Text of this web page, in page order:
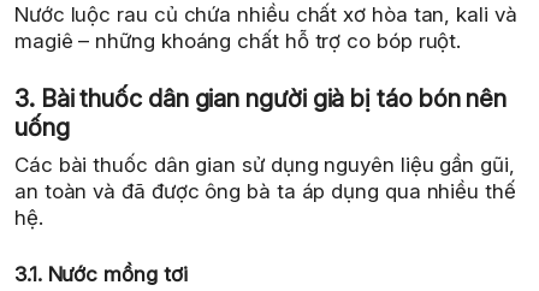
Nước luộc rau củ chứa nhiều chất xơ hòa tan, kali và
magiê – những khoáng chất hỗ trợ co bóp ruột.
3. Bài thuốc dân gian người già bị táo bón nên
uống
Các bài thuốc dân gian sử dụng nguyên liệu gần gũi,
an toàn và đã được ông bà ta áp dụng qua nhiều thế
hệ.
3.1. Nước mồng tơi